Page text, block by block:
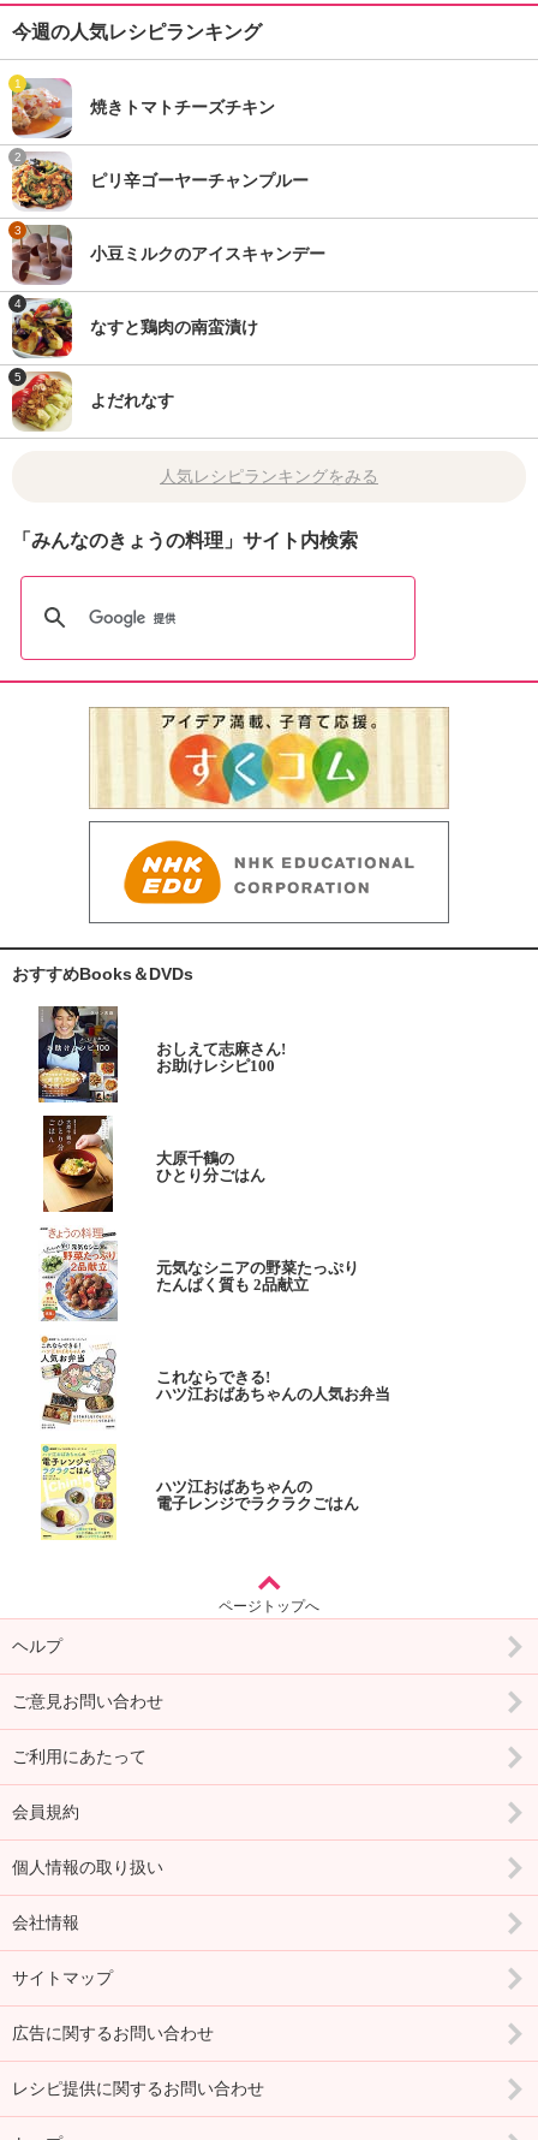
今週の人気レシピランキング
1
焼きトマトチーズチキン
2
ピリ辛ゴーヤーチャンプルー
3
小豆ミルクのアイスキャンデー
4
なすと鶏肉の南蛮漬け
5
よだれなす
人気レシピランキングをみる
「みんなのきょうの料理」サイト内検索
おすすめBooks＆DVDs
おしえて志麻さん!
お助けレシピ100
大原千鶴の
ひとり分ごはん
元気なシニアの野菜たっぷり
たんぱく質も 2品献立
これならできる!
ハツ江おばあちゃんの人気お弁当
ハツ江おばあちゃんの
電子レンジでラクラクごはん
ページトップへ
ヘルプ
ご意見お問い合わせ
ご利用にあたって
会員規約
個人情報の取り扱い
会社情報
サイトマップ
広告に関するお問い合わせ
レシピ提供に関するお問い合わせ